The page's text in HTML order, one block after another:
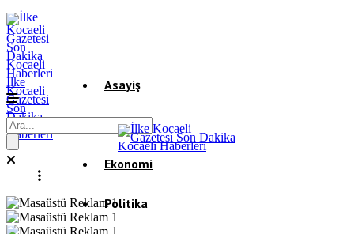
İlke
Kocaeli
Gazetesi
Son
Dakika
Kocaeli
Haberleri
Asayiş
Gündem
Ekonomi
Politika